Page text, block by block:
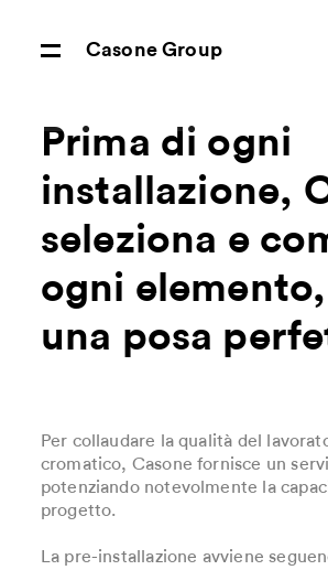
Casone Group
Prima di ogni
installazione,
seleziona e
ogni
una posa
Per collaudare la qualità del
cromatico, Casone fornisce un
potenziando notevolmente la
progetto.
La pre-installazione avviene